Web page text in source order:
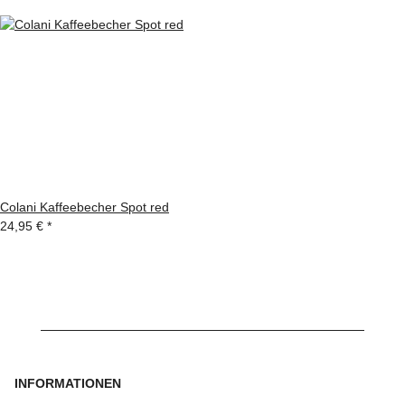
Colani Kaffeebecher Spot red
24,95 € *
INFORMATIONEN